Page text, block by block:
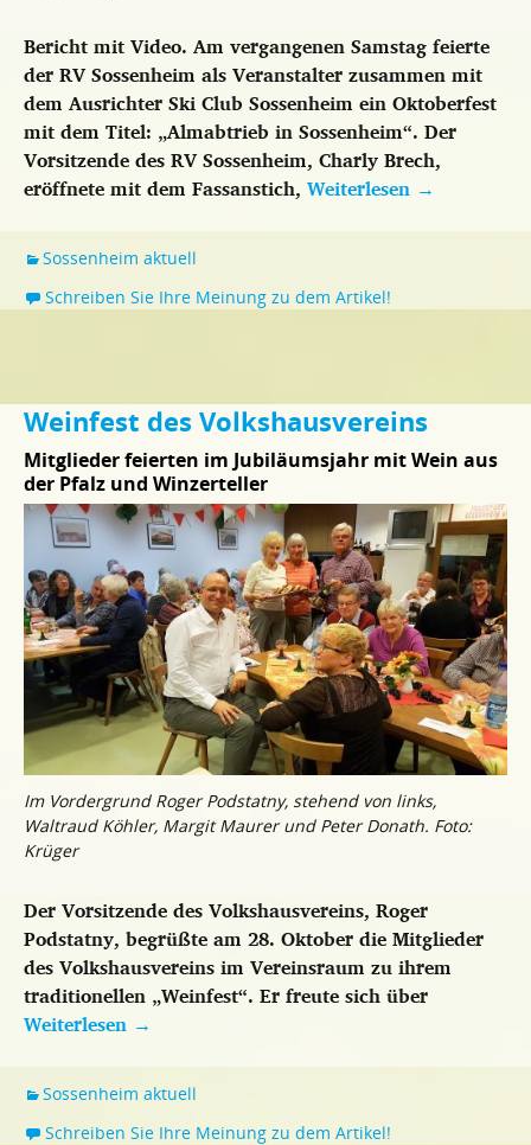
Bericht mit Video. Am vergangenen Samstag feierte
der RV Sossenheim als Veranstalter zusammen mit
dem Ausrichter Ski Club Sossenheim ein Oktoberfest
mit dem Titel: „Almabtrieb in Sossenheim“. Der
Vorsitzende des RV Sossenheim, Charly Brech,
eröffnete mit dem Fassanstich, Weiterlesen →
Sossenheim aktuell
Schreiben Sie Ihre Meinung zu dem Artikel!
Weinfest des Volkshausvereins
Mitglieder feierten im Jubiläumsjahr mit Wein aus
der Pfalz und Winzerteller
Im Vordergrund Roger Podstatny, stehend von links,
Waltraud Köhler, Margit Maurer und Peter Donath. Foto:
Krüger
Der Vorsitzende des Volkshausvereins, Roger
Podstatny, begrüßte am 28. Oktober die Mitglieder
des Volkshausvereins im Vereinsraum zu ihrem
traditionellen „Weinfest“. Er freute sich über
Weiterlesen →
Sossenheim aktuell
Schreiben Sie Ihre Meinung zu dem Artikel!